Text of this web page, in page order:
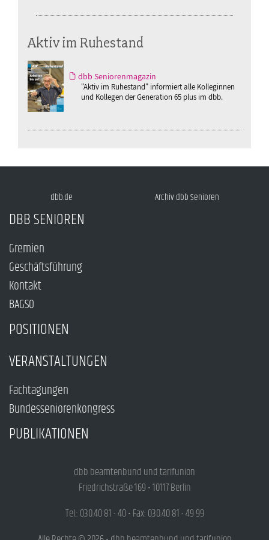
Aktiv im Ruhestand
dbb Seniorenmagazin
"Aktiv im Ruhestand" informiert alle Kolleginnen
und Kollegen der Generation 65 plus im dbb.
dbb.de Archiv dbb Senioren
DBB SENIOREN
Gremien
Geschäftsführung
Kontakt
BAGSO
POSITIONEN
VERANSTALTUNGEN
Fachtagungen
Bundesseniorenkongress
PUBLIKATIONEN
dbb beamtenbund und tarifunion
Friedrichstraße 169 • 10117 Berlin
Tel.: 030.40 81 - 40 • Fax: 030.40 81 - 49 99